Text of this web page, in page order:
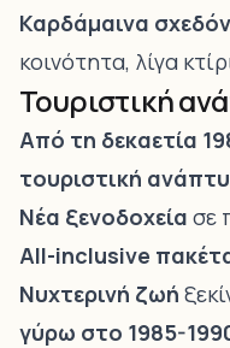
Καρδάμαινα
κοινότητα, λίγα
Τουριστική
Από τη δεκαετία
τουριστική
Νέα ξενοδοχεία σε
All-inclusive
Νυχτερινή ζωή
γύρω στο 1985-